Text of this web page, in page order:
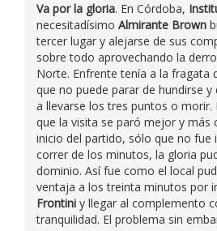
Va por la gloria. En Córdoba,
necesitadísimo Almirante Brown
tercer lugar y alejarse de sus
sobre todo aprovechando la
Norte. Enfrente tenía a la fragata
que no puede parar de hundirse y
a llevarse los tres puntos o
que la visita se paró mejor y más
inicio del partido, sólo que no fue
correr de los minutos, la gloria
dominio. Así fue como el local
ventaja a los treinta minutos por
Frontini y llegar al complemento
tranquilidad. El problema sin